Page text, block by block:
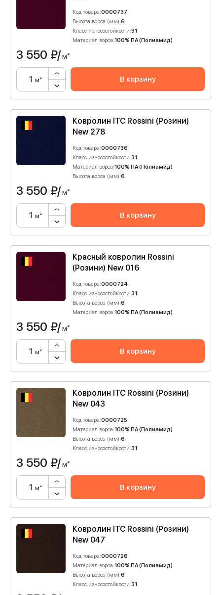
Код товара:0000737
Высота ворса (мм):6
Класс износостойкости:31
Материал ворса:100% ПА (Полиамид)
3 550 ₽/м²
м² В корзину
Ковролин ITC Rossini (Розини)
New 278
Код товара:0000736
Класс износостойкости:31
Материал ворса:100% ПА (Полиамид)
Высота ворса (мм):6
3 550 ₽/м²
м² В корзину
Красный ковролин Rossini
(Розини) New 016
Код товара:0000724
Класс износостойкости:31
Высота ворса (мм):6
Материал ворса:100% ПА (Полиамид)
3 550 ₽/м²
м² В корзину
Ковролин ITC Rossini (Розини)
New 043
Код товара:0000725
Материал ворса:100% ПА (Полиамид)
Высота ворса (мм):6
Класс износостойкости:31
3 550 ₽/м²
м² В корзину
Ковролин ITC Rossini (Розини)
New 047
Код товара:0000726
Материал ворса:100% ПА (Полиамид)
Высота ворса (мм):6
Класс износостойкости:31